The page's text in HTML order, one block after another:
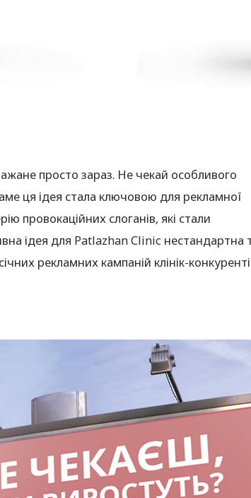
просто зараз. Не чекай особливого
ця ідея стала ключовою для рекламної
провокаційних слоганів, які стали
ідея для Patlazhan Clinic нестандартна
рекламних кампаній клінік-